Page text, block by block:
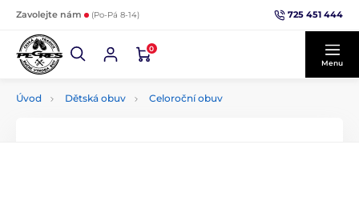
Zavolejte nám (Po-Pá 8-14) 725 451 444
0
Menu
Úvod Dětská obuv Celoroční obuv